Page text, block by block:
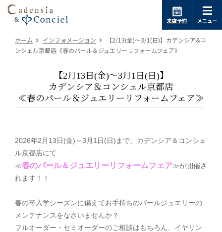
来店予約 メニュー
ホーム インフォメーション
【2/13(金)～3/1(日)】カデンシア&コ
ンシェル京都店《春のパール＆ジュエリーリフォームフェア》
【2月13日(金)～3月1日(日)】
カデンシア＆コンシェル京都店
≪春のパール＆ジュエリーリフォームフェア≫
2026年2月13日(金)～3月1日(日)まで、カデンシア＆コンシェ
ル京都店にて
≪春のパール＆ジュエリーリフォームフェア≫が開催さ
れます！！
春の卒入学シーズンに備えてお手持ちのパールジュエリーの
メンテナンスをなさいませんか？
フルオーダー・セミオーダーのご相談はもちろん、イヤリン